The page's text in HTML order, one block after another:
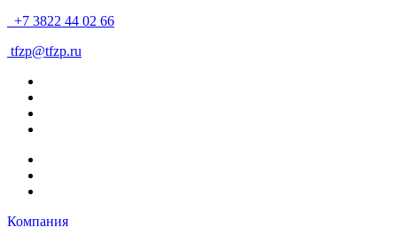
+7 3822 44 02 66
tfzp@tfzp.ru
Компания